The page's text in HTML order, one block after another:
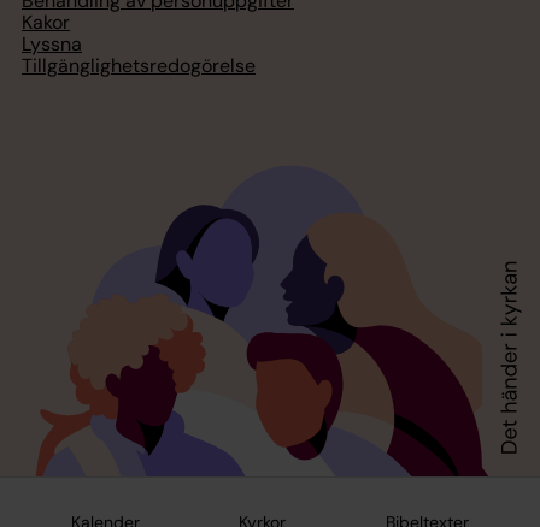
Kalender Kyrkor Bibeltexter
Kakor
Lyssna
Tillgänglighetsredogörelse